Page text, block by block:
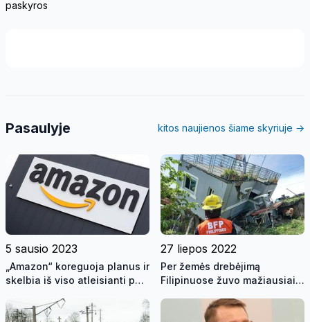
paskyros
Pasaulyje kitos naujienos šiame skyriuje →
5 sausio 2023
„Amazon“ koreguoja planus ir
skelbia iš viso atleisianti per
27 liepos 2022
Per žemės drebėjimą
Filipinuose žuvo mažiausiai